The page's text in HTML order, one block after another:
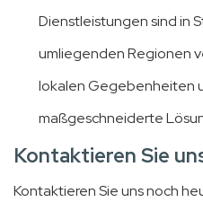
Dienstleistungen sind in
umliegenden Regionen
lokalen Gegebenheiten
maßgeschneiderte
Kontaktieren Sie
Kontaktieren Sie uns noch